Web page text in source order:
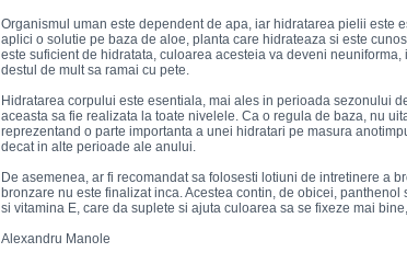
Organismul uman este dependent de apa, iar hidratarea pielii este
aplici o solutie pe baza de aloe, planta care hidrateaza si este
este suficient de hidratata, culoarea acesteia va deveni
destul de mult sa ramai cu pete.
Hidratarea corpului este esentiala, mai ales in perioada sezonului
aceasta sa fie realizata la toate nivelele. Ca o regula de baza, nu
reprezentand o parte importanta a unei hidratari pe masura
decat in alte perioade ale anului.
De asemenea, ar fi recomandat sa folosesti lotiuni de intretinere a
bronzare nu este finalizat inca. Acestea contin, de obicei,
si vitamina E, care da suplete si ajuta culoarea sa se fixeze mai
Alexandru Manole